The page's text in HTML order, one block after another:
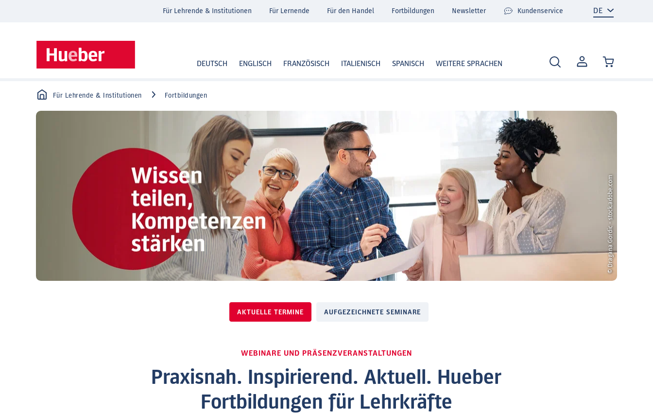
MEIN
KONTO
DEUTSCH ENGLISCH FRANZÖSISCH ITALIENISCH SPANISCH WEITERE SPRACHEN
Für Lehrende & Institutionen Für Lernende Für den Handel Fortbildungen Newsletter Kundenservice
Für Lehrende & Institutionen Fortbildungen
© Dragana Gordic - stock.adobe.com
AKTUELLE TERMINE AUFGEZEICHNETE SEMINARE
WEBINARE UND PRÄSENZVERANSTALTUNGEN
Praxisnah. Inspirierend. Aktuell. Hueber
Fortbildungen für Lehrkräfte